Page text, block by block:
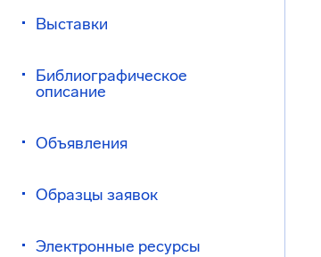
Выставки
Библиографическое
описание
Объявления
Образцы заявок
Электронные ресурсы